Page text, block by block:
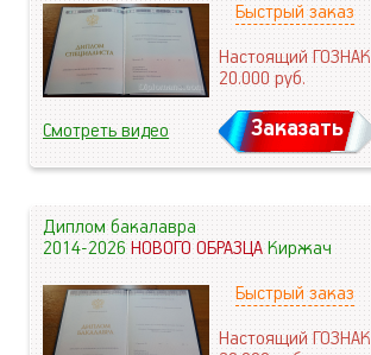
Быстрый заказ
Настоящий ГОЗНАК
20.000руб.
Смотреть видео Заказать
Диплом бакалавра
2014-2026НОВОГО ОБРАЗЦАКиржач
Быстрый заказ
Настоящий ГОЗНАК